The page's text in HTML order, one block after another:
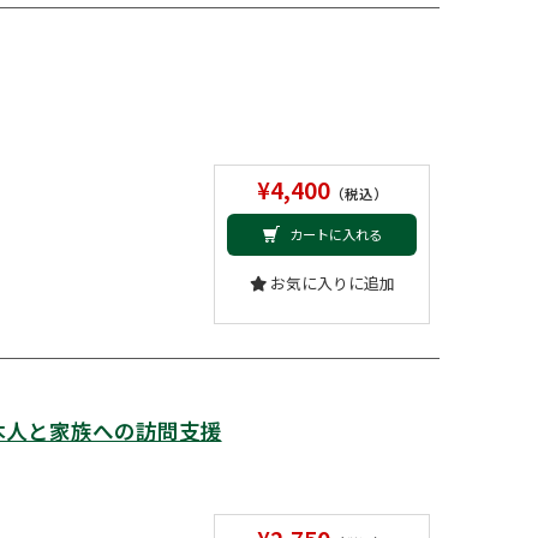
¥4,400（税込）
カートに入れる
お気に入りに追加
と家族への訪問支援